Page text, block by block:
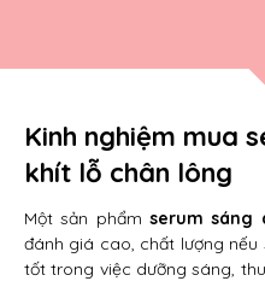
Kinh nghiệm mua
khít lỗ chân lông
Một sản phẩmserum sáng
đánh giá cao, chất lượng
tốt trong việc dưỡng sáng,